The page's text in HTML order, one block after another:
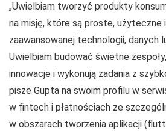
„Uwielbiam tworzyć produkty
na misję, które są proste, użyteczne
zaawansowanej technologii, danych
Uwielbiam budować świetne
innowacje i wykonują zadania z
pisze Gupta na swoim profilu w
w fintech i płatnościach ze
w obszarach tworzenia aplikacji